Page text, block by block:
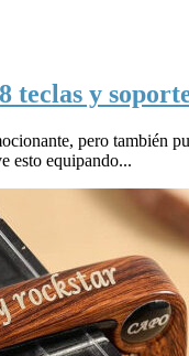
teclas y
pero también
esto equipando...